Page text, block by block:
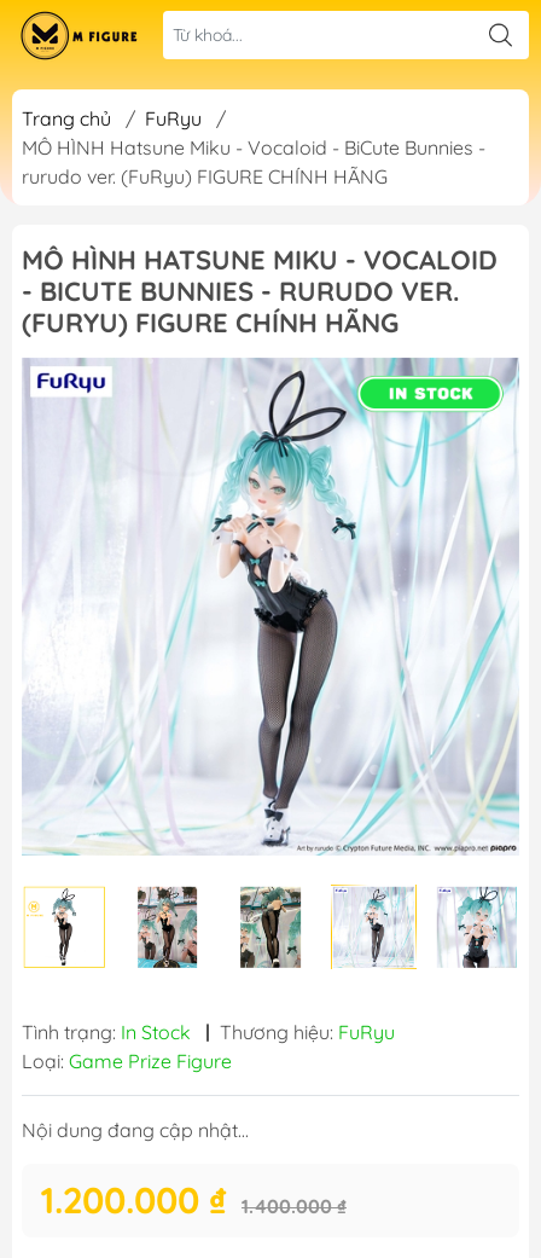
Trang chủ / FuRyu
/
MÔ HÌNH Hatsune Miku - Vocaloid - BiCute Bunnies -
rurudo ver. (FuRyu) FIGURE CHÍNH HÃNG
MÔ HÌNH HATSUNE MIKU - VOCALOID
- BICUTE BUNNIES - RURUDO VER.
(FURYU) FIGURE CHÍNH HÃNG
Tình trạng: In Stock | Thương hiệu: FuRyu
Loại: Game Prize Figure
Nội dung đang cập nhật...
1.200.000 ₫ 1.400.000 ₫